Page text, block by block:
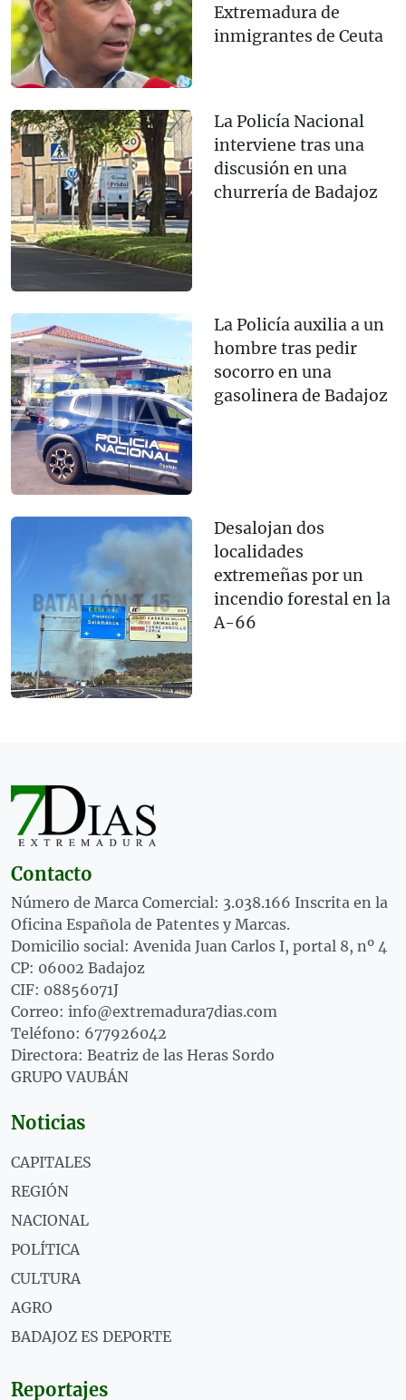
Extremadura de
inmigrantes de Ceuta
La Policía Nacional
interviene tras una
discusión en una
churrería de Badajoz
La Policía auxilia a un
hombre tras pedir
socorro en una
gasolinera de Badajoz
Desalojan dos
localidades
extremeñas por un
incendio forestal en la
A-66
Contacto
Número de Marca Comercial: 3.038.166 Inscrita en la
Oficina Española de Patentes y Marcas.
Domicilio social: Avenida Juan Carlos I, portal 8, nº 4
CP: 06002 Badajoz
CIF: 08856071J
Correo: info@extremadura7dias.com
Teléfono: 677926042
Directora: Beatriz de las Heras Sordo
GRUPO VAUBÁN
Noticias
CAPITALES
REGIÓN
NACIONAL
POLÍTICA
CULTURA
AGRO
BADAJOZ ES DEPORTE
Reportajes